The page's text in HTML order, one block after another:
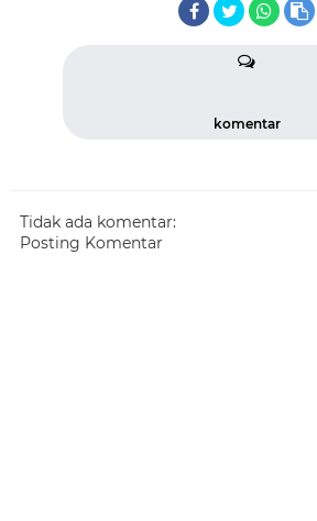
komentar
Tidak ada komentar:
Posting Komentar